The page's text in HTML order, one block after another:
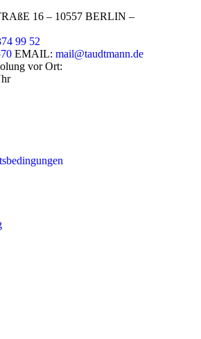
16 – 10557 BERLIN –
99 52
EMAIL: mail@taudtmann.de
vor Ort: